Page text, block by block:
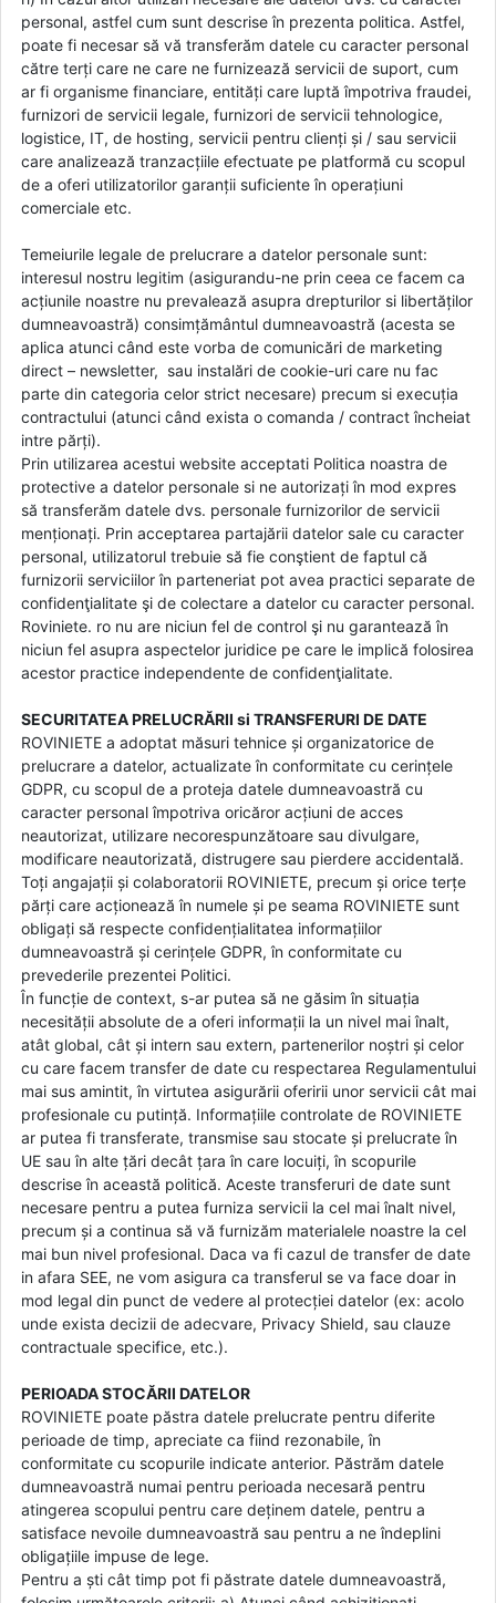
personal, astfel cum sunt descrise în prezenta politica. Astfel,
poate fi necesar să vă transferăm datele cu caracter personal
către terți care ne care ne furnizează servicii de suport, cum
ar fi organisme financiare, entități care luptă împotriva fraudei,
furnizori de servicii legale, furnizori de servicii tehnologice,
logistice, IT, de hosting, servicii pentru clienți și / sau servicii
care analizează tranzacțiile efectuate pe platformă cu scopul
de a oferi utilizatorilor garanții suficiente în operațiuni
comerciale etc.
Temeiurile legale de prelucrare a datelor personale sunt:
interesul nostru legitim (asigurandu-ne prin ceea ce facem ca
acțiunile noastre nu prevalează asupra drepturilor si libertăților
dumneavoastră) consimțământul dumneavoastră (acesta se
aplica atunci când este vorba de comunicări de marketing
direct – newsletter, sau instalări de cookie-uri care nu fac
parte din categoria celor strict necesare) precum si execuția
contractului (atunci când exista o comanda / contract încheiat
intre părți).
Prin utilizarea acestui website acceptati Politica noastra de
protective a datelor personale si ne autorizați în mod expres
să transferăm datele dvs. personale furnizorilor de servicii
menționați. Prin acceptarea partajării datelor sale cu caracter
personal, utilizatorul trebuie să fie conştient de faptul că
furnizorii serviciilor în parteneriat pot avea practici separate de
confidenţialitate şi de colectare a datelor cu caracter personal.
Roviniete. ro nu are niciun fel de control şi nu garantează în
niciun fel asupra aspectelor juridice pe care le implică folosirea
acestor practice independente de confidenţialitate.
SECURITATEA PRELUCRĂRII si TRANSFERURI DE DATE
ROVINIETE a adoptat măsuri tehnice și organizatorice de
prelucrare a datelor, actualizate în conformitate cu cerințele
GDPR, cu scopul de a proteja datele dumneavoastră cu
caracter personal împotriva oricăror acțiuni de acces
neautorizat, utilizare necorespunzătoare sau divulgare,
modificare neautorizată, distrugere sau pierdere accidentală.
Toți angajații și colaboratorii ROVINIETE, precum și orice terțe
părți care acționează în numele și pe seama ROVINIETE sunt
obligați să respecte confidențialitatea informațiilor
dumneavoastră și cerințele GDPR, în conformitate cu
prevederile prezentei Politici.
În funcție de context, s-ar putea să ne găsim în situația
necesității absolute de a oferi informații la un nivel mai înalt,
atât global, cât și intern sau extern, partenerilor noștri și celor
cu care facem transfer de date cu respectarea Regulamentului
mai sus amintit, în virtutea asigurării oferirii unor servicii cât mai
profesionale cu putință. Informațiile controlate de ROVINIETE
ar putea fi transferate, transmise sau stocate și prelucrate în
UE sau în alte țări decât țara în care locuiți, în scopurile
descrise în această politică. Aceste transferuri de date sunt
necesare pentru a putea furniza servicii la cel mai înalt nivel,
precum și a continua să vă furnizăm materialele noastre la cel
mai bun nivel profesional. Daca va fi cazul de transfer de date
in afara SEE, ne vom asigura ca transferul se va face doar in
mod legal din punct de vedere al protecției datelor (ex: acolo
unde exista decizii de adecvare, Privacy Shield, sau clauze
contractuale specifice, etc.).
PERIOADA STOCĂRII DATELOR
ROVINIETE poate păstra datele prelucrate pentru diferite
perioade de timp, apreciate ca fiind rezonabile, în
conformitate cu scopurile indicate anterior. Păstrăm datele
dumneavoastră numai pentru perioada necesară pentru
atingerea scopului pentru care deținem datele, pentru a
satisface nevoile dumneavoastră sau pentru a ne îndeplini
obligațiile impuse de lege.
Pentru a ști cât timp pot fi păstrate datele dumneavoastră,